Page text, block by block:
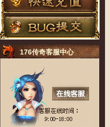
176传奇客服中心